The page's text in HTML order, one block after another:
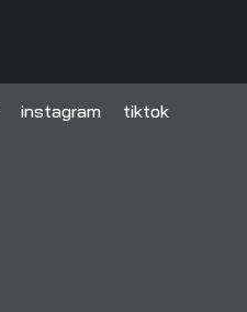
instagram tiktok